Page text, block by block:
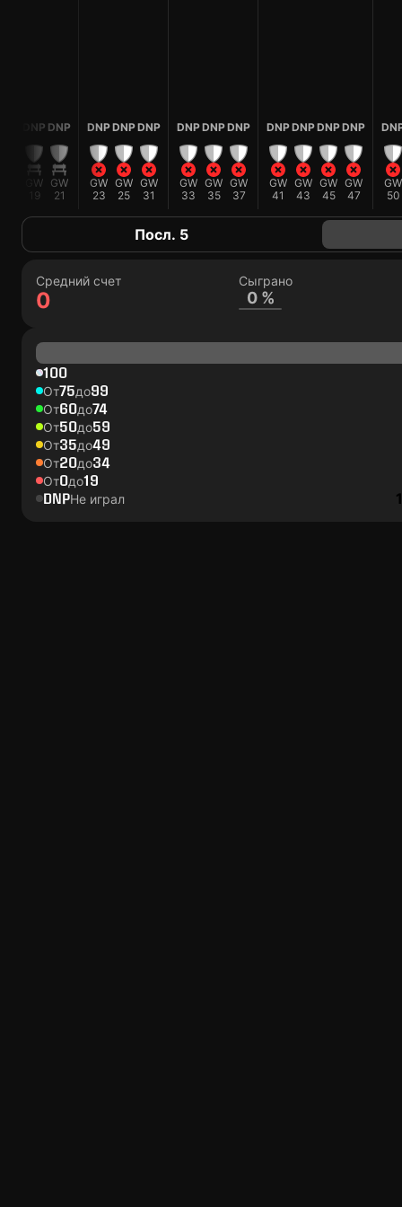
DNP
GW
19
DNP
GW
21
DNP
GW
23
DNP
GW
25
DNP
GW
31
DNP
GW
33
DNP
GW
35
DNP
GW
37
DNP
GW
41
DNP
GW
43
DNP
GW
45
DNP
GW
47
GW
50
Посл. 5
Средний счет
0
Сыграно
0 %
100
От75до99
От60до74
От50до59
От35до49
От20до34
От0до19
DNPНе играл